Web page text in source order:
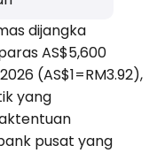
dijangka
AS$5,600
(AS$1=RM3.92),
yang
pusat yang